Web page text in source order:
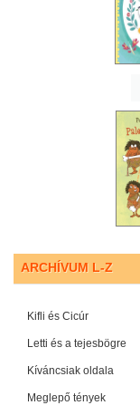
ARCHÍVUM L-Z
Kifli és Cicúr
Letti és a tejesbögre
Kíváncsiak oldala
Meglepő tények